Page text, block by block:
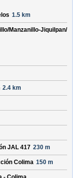
1.5 km
Manzanillo-Jiquilpan/
2.4 km
JAL 417 230 m
Colima 150 m